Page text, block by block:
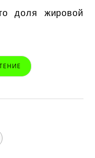
доля жировой